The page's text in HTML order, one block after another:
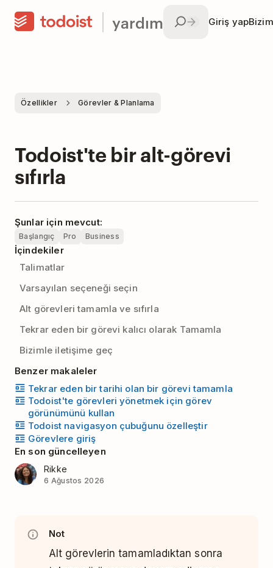
yardım Giriş yap
Özellikler Görevler & Planlama
Todoist'te bir alt-görevi
sıfırla
Şunlar için mevcut:
Başlangıç Pro Business
İçindekiler
Talimatlar
Varsayılan seçeneği seçin
Alt görevleri tamamla ve sıfırla
Tekrar eden bir görevi kalıcı olarak Tamamla
Bizimle iletişime geç
Benzer makaleler
Tekrar eden bir tarihi olan bir görevi tamamla
Todoist'te görevleri yönetmek için görev
görünümünü kullan
Todoist navigasyon çubuğunu özelleştir
Görevlere giriş
En son güncelleyen
Rikke
6 Ağustos 2026
Not
Alt görevlerin tamamladıktan sonra